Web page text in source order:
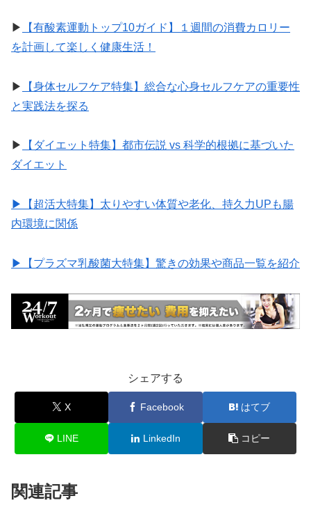
▶︎
【有酸素運動トップ10ガイド】１週間の消費カロリー
を計画して楽しく健康生活！
▶︎
【身体セルフケア特集】総合な心身セルフケアの重要性
と実践法を探る
▶︎
【ダイエット特集】都市伝説 vs 科学的根拠に基づいた
ダイエット
▶︎【超活大特集】太りやすい体質や老化、持久力UPも腸
内環境に関係
▶︎【プラズマ乳酸菌大特集】驚きの効果や商品一覧を紹介
シェアする
X Facebook はてブ
LINE LinkedIn コピー
関連記事